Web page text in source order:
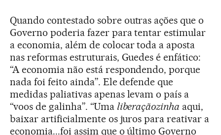
Quando contestado sobre outras ações que o
Governo poderia fazer para tentar estimular
a economia, além de colocar toda a aposta
nas reformas estruturais, Guedes é enfático:
“A economia não está respondendo, porque
nada foi feito ainda”. Ele defende que
medidas paliativas apenas levam o país a
“voos de galinha”. “Uma liberaçãozinha aqui,
baixar artificialmente os juros para reativar a
economia...foi assim que o último Governo